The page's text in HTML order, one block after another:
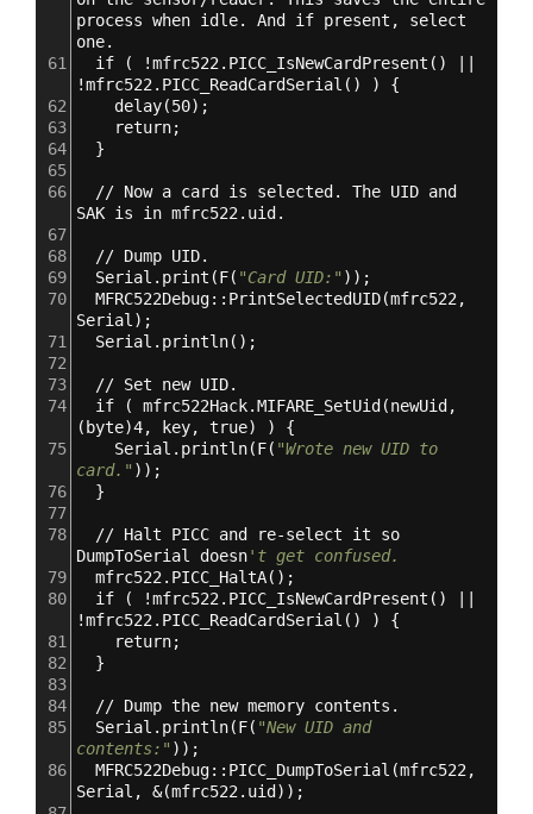
process when idle. And if present ,
select
one.
61
  if ( !mfrc522.PICC_IsNewCardPresent() ||
!mfrc522.PICC_ReadCardSerial() ) {
62
delay(50);
63
return;
64
}
65
66
  // Now a card is selected. The UID and
SAK is in mfrc522.uid.
67
68
  // Dump UID.
69
  Serial.print(F(
"Card UID:" ));
70
  MFRC522Debug::PrintSelectedUID(mfrc522
,
Serial);
71
  Serial.println();
72
73
  // Set new UID.
74
  if ( mfrc522Hack.MIFARE_SetUid(newUid
,
(byte)4, key, true) ) {
75
Serial.println(F( "Wrote new UID to
card." ));
76
}
77
78
  // Halt PICC and re-select it so
DumpToSerial doesn't get confused.
79
  mfrc522.PICC_HaltA();
80
  if ( !mfrc522.PICC_IsNewCardPresent() ||
!mfrc522.PICC_ReadCardSerial() ) {
81
return;
82
}
83
84
  // Dump the new memory contents.
85
  Serial.println(F(
"New UID and
contents:" ));
86
  MFRC522Debug::PICC_DumpToSerial(mfrc522
,
Serial ,
&(mfrc522.uid));